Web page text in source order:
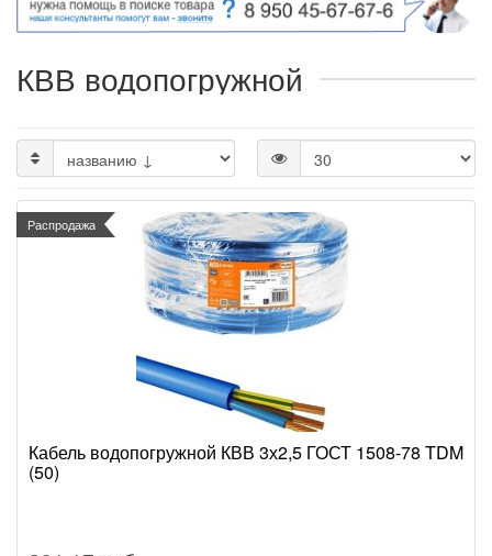
КВВ водопогружной
Распродажа
Кабель водопогружной КВВ 3х2,5 ГОСТ 1508-78 TDM
(50)